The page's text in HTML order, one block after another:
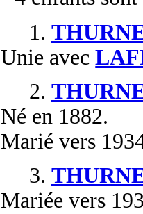
1.
Unie avec
2.
Né en 1882.
Marié vers
3.
Mariée vers